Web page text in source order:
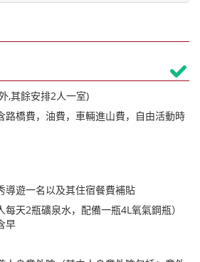

,其餘安排2人一室)
路橋費，油費，車輛進山費，自由活動時
導遊一名以及其住宿餐費補貼
天2瓶礦泉水，配備一瓶4L氧氣鋼瓶）
早